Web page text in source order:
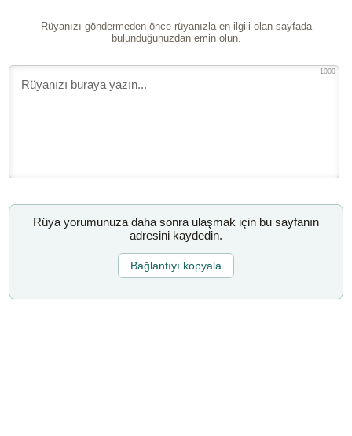
Rüyanızı göndermeden önce rüyanızla en ilgili olan sayfada
bulunduğunuzdan emin olun.
1000
Rüya yorumunuza daha sonra ulaşmak için bu sayfanın
adresini kaydedin.
Bağlantıyı kopyala